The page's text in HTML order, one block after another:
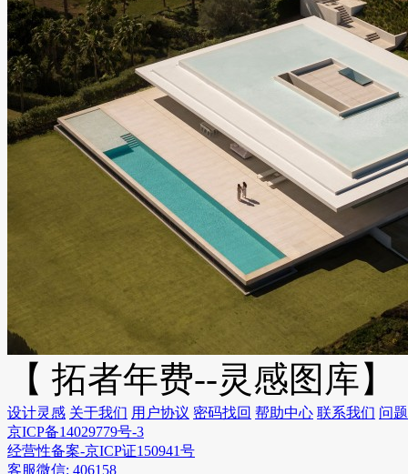
【 拓者年费--灵感图库】
设计灵感 关于我们 用户协议 密码找回 帮助中心 联系我们 问
京ICP备14029779号-3
经营性备案-京ICP证150941号
客服微信: 406158